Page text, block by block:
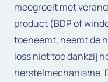
meegroeit met
product (BDP of
toeneemt, neemt de
loss niet toe dankzij
herstelmechanisme.